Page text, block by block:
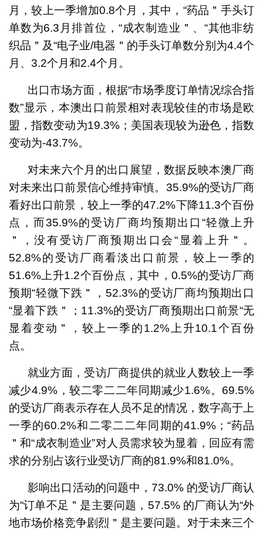
月，较上一季增加0.8个月，其中，“药品＂手头订
单数为6.3月排首位，“成衣制造业＂、“其他非纺
织品＂及“电子业/电器＂的手头订单数分别为4.4个
月、3.2个月和2.4个月。
出口市场方面，根据“市场季度订单情况综合指
数”显示，本澳出口前景相对表现较佳的市场是欧
盟，指数变动为19.3%；美国表现较为逊色，指数
变动为-43.7%。
对未来六个月的出口展望，数据反映本澳厂商
对未来出口前景信心维持审慎。35.9%的受访厂商
看好出口前景，较上一季的47.2%下降11.3个百份
点，而35.9%的受访厂商均预期出口“轻微上升
＂，没有受访厂商预期出口会“显着上升＂。
52.8%的受访厂商看淡出口前景，较上一季的
51.6%上升1.2个百份点，其中，0.5%的受访厂商
预期“轻微下跌＂，52.3%的受访厂商均预期出口
“显着下跌＂；11.3%的受访厂商预期出口前景“无
显着变动＂，较上一季的1.2%上升10.1个百份
点。
就业方面，受访厂商提供的就业人数较上一季
减少4.9%，较二零二二年同期减少1.6%。69.5%
的受访厂商表示存在人员不足的情况，数字高于上
一季的60.2%和二零二二年同期的41.9%；“药品
＂和“成衣制造业”对人员需求较为显着，回应有需
求的分别占该行业受访厂商的81.9%和81.0%。
影响出口活动的问题中，73.0% 的受访厂商认
为“订单不足＂是主要问题，57.5% 的厂商认为“外
地市场价格竞争剧烈＂是主要问题。对于未来三个